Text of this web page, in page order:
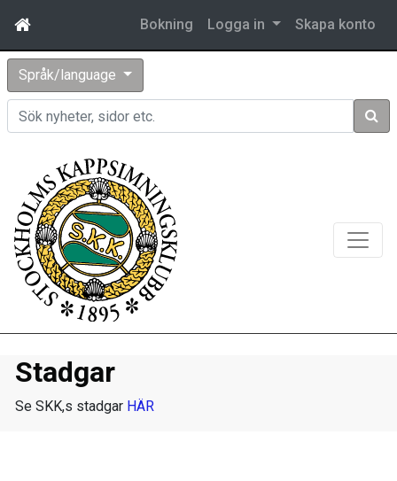
Bokning Logga in Skapa konto
Språk/language
Sök
Stadgar
Se SKK,s stadgar HÄR